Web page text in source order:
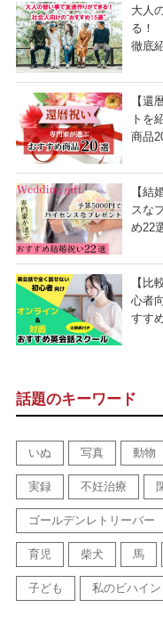
大人
る！
徹底
【還
トを
商品
【結
スな
め22
【比
心者
すす
話題のキーワード
いぬ 写真 動物
実録 不妊治療
ゴールデンレトリーバー
育児 柴犬 馬
子ども 私のビハイ